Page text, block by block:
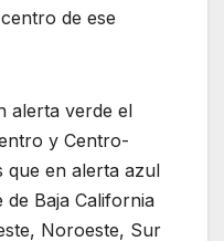
de ese
alerta verde el
y Centro-
que en alerta azul
Baja California
Noroeste, Sur